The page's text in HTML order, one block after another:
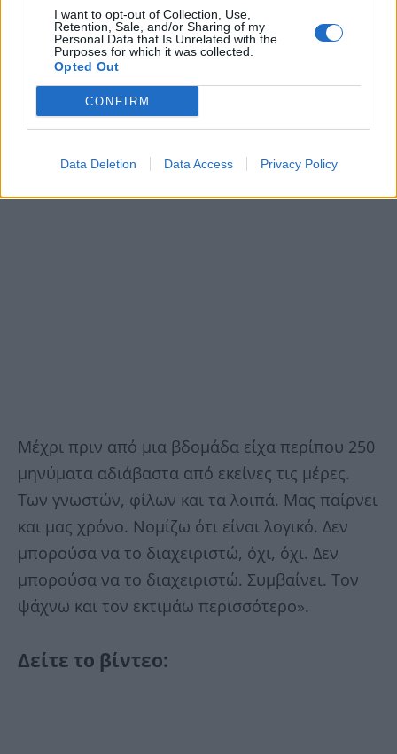
I want to opt-out of Collection, Use,
Retention, Sale, and/or Sharing of my
Personal Data that Is Unrelated with the
Purposes for which it was collected.
Opted Out
CONFIRM
Data Deletion Data Access Privacy Policy
Μέχρι πριν από μια βδομάδα είχα περίπου 250
μηνύματα αδιάβαστα από εκείνες τις μέρες.
Των γνωστών, φίλων και τα λοιπά. Μας παίρνει
και μας χρόνο. Νομίζω ότι είναι λογικό. Δεν
μπορούσα να το διαχειριστώ, όχι, όχι. Δεν
μπορούσα να το διαχειριστώ. Συμβαίνει. Τον
ψάχνω και τον εκτιμάω περισσότερο».
Δείτε το βίντεο: